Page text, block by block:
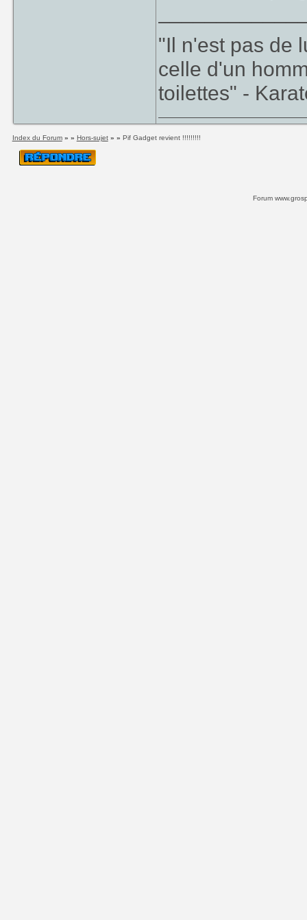
"Il n'est pas de
celle d'un
toilettes" -
Index du Forum» » Hors-sujet» » Pif Gadget revient !!!!!!!!!
Forum